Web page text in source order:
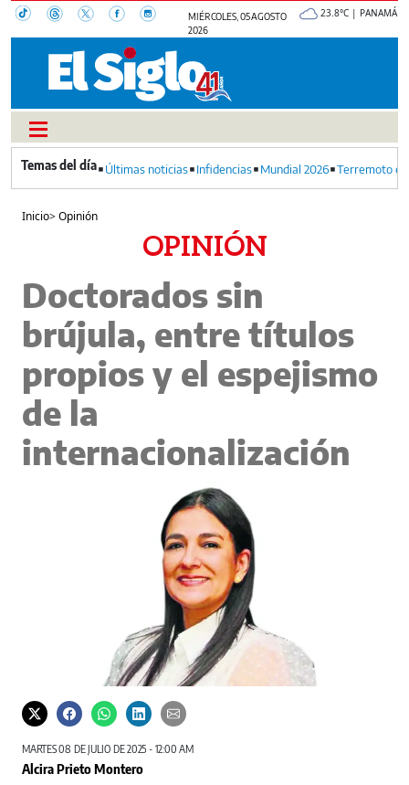
MIÉRCOLES, 05 AGOSTO
2026
23.8°C | PANAMÁ
Últimas noticias Infidencias Mundial 2026 Terremoto
Inicio>Opinión
OPINIÓN
Doctorados sin
brújula, entre títulos
propios y el espejismo
de la
internacionalización
MARTES 08 DE JULIO DE 2025 - 12:00 AM
Alcira Prieto Montero